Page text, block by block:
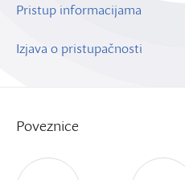
Pristup informacijama
Izjava o pristupačnosti
Poveznice